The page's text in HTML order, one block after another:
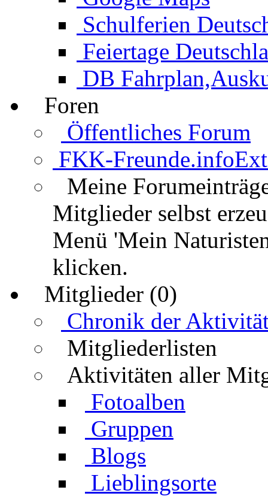
Schulferien
Feiertage
DB
Foren
Öffentliches Forum
FKK-Freunde.info
Meine
Mitglieder selbst
Menü 'Mein
klicken.
Mitglieder (0)
Chronik der
Mitgliederlisten
Aktivitäten aller
Fotoalben
Gruppen
Blogs
Lieblingsorte